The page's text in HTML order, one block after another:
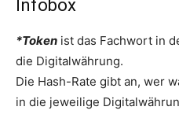
Infobox
*Token ist das Fachwort in
die Digitalwährung.
Die Hash-Rate gibt an, wer
in die jeweilige